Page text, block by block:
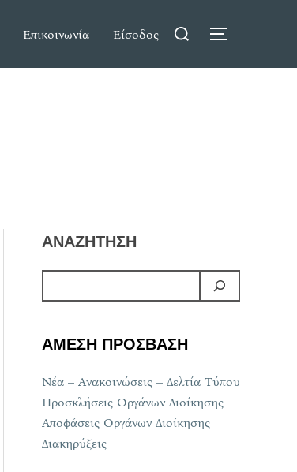
Επικοινωνία Είσοδος
Search
TOGGLE
ΑΝΑΖΗΤΗΣΗ
ΑΜΕΣΗ ΠΡΟΣΒΑΣΗ
Νέα – Ανακοινώσεις – Δελτία Τύπου
Προσκλήσεις Οργάνων Διοίκησης
Αποφάσεις Οργάνων Διοίκησης
Διακηρύξεις